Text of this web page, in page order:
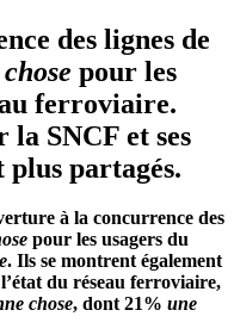
des lignes de
pour les
ferroviaire.
la SNCF et ses
plus partagés.
à la concurrence des
pour les usagers du
. Ils se montrent également
du réseau ferroviaire,
chose, dont 21% une